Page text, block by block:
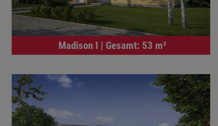
Madison I | Gesamt: 53 m²